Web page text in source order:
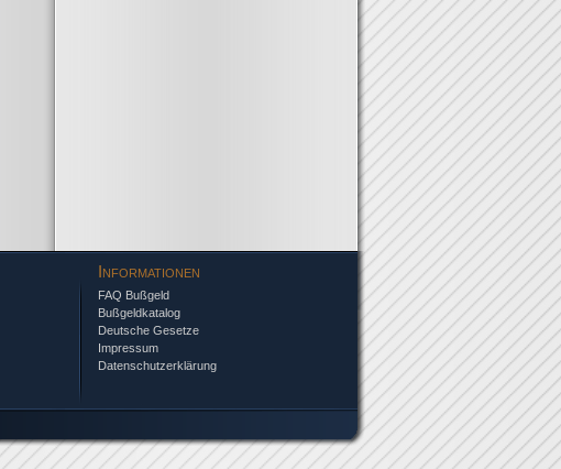
Informationen
FAQ Bußgeld
Bußgeldkatalog
Deutsche Gesetze
Impressum
Datenschutzerklärung